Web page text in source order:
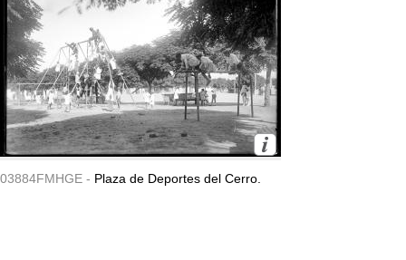
03884FMHGE - Plaza de Deportes del Cerro.